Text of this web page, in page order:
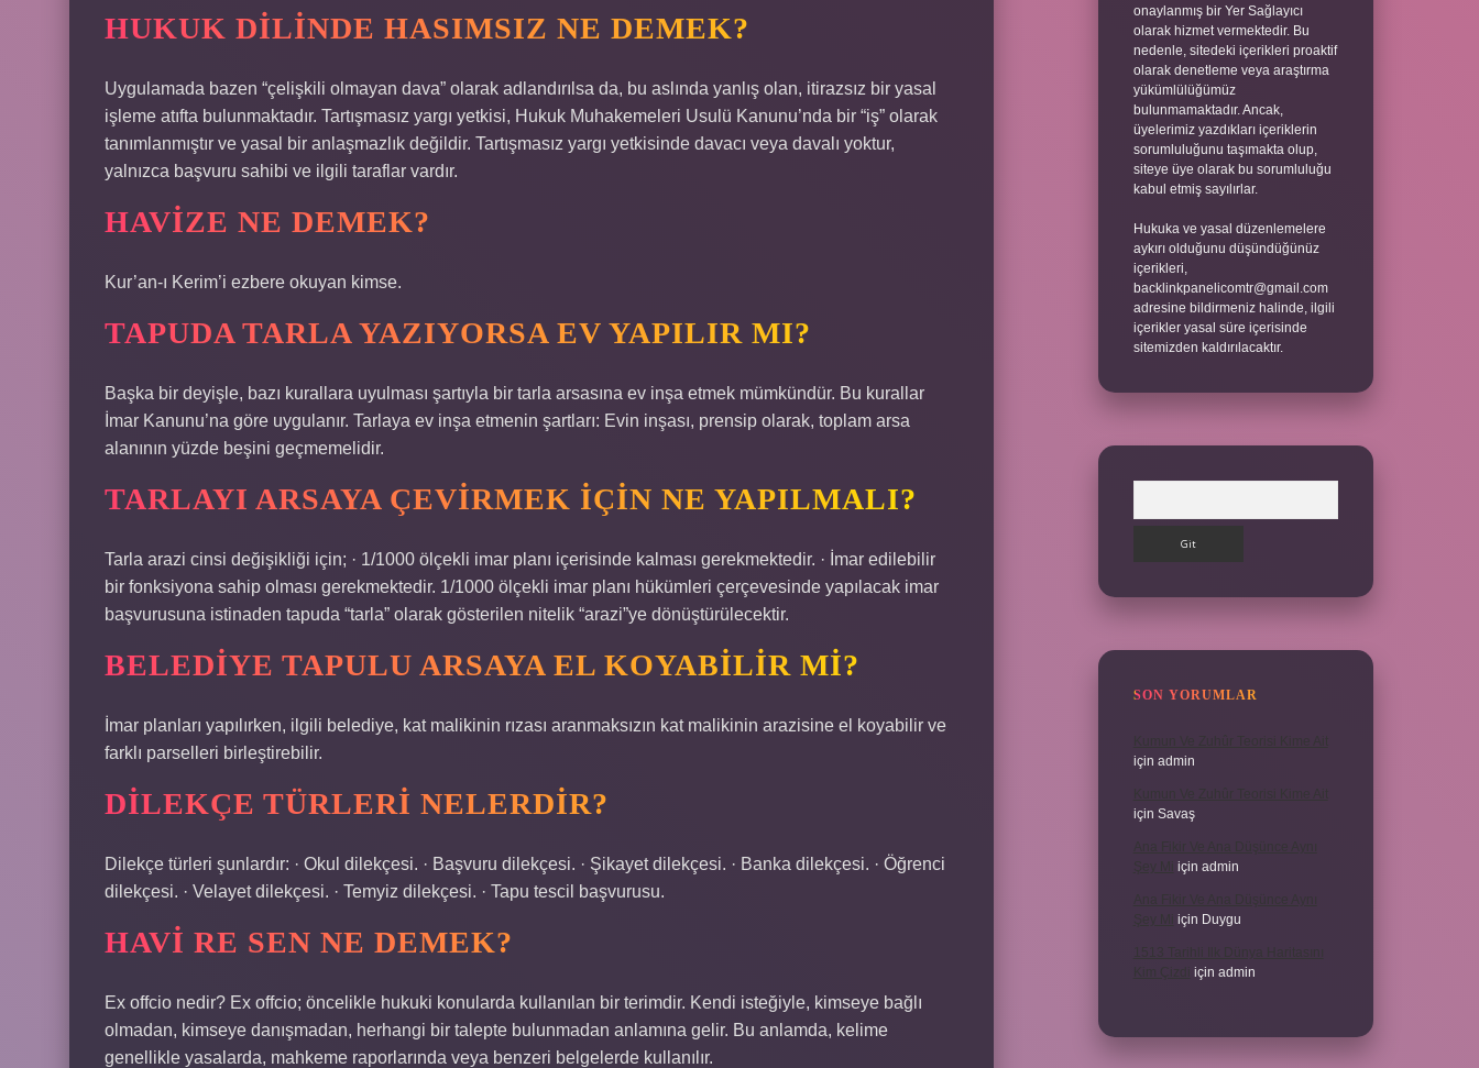
HUKUK DILINDE HASIMSIZ NE DEMEK?
Uygulamada bazen “çelişkili olmayan dava” olarak adlandırılsa da, bu aslında yanlış olan, itirazsız bir yasal
işleme atıfta bulunmaktadır. Tartışmasız yargı yetkisi, Hukuk Muhakemeleri Usulü Kanunu’nda bir “iş” olarak
tanımlanmıştır ve yasal bir anlaşmazlık değildir. Tartışmasız yargı yetkisinde davacı veya davalı yoktur,
yalnızca başvuru sahibi ve ilgili taraflar vardır.
HAVIZE NE DEMEK?
Kur’an-ı Kerim’i ezbere okuyan kimse.
TAPUDA TARLA YAZIYORSA EV YAPILIR MI?
Başka bir deyişle, bazı kurallara uyulması şartıyla bir tarla arsasına ev inşa etmek mümkündür. Bu kurallar
İmar Kanunu’na göre uygulanır. Tarlaya ev inşa etmenin şartları: Evin inşası, prensip olarak, toplam arsa
alanının yüzde beşini geçmemelidir.
TARLAYI ARSAYA ÇEVIRMEK IÇIN NE YAPILMALI?
Tarla arazi cinsi değişikliği için; · 1/1000 ölçekli imar planı içerisinde kalması gerekmektedir. · İmar edilebilir
bir fonksiyona sahip olması gerekmektedir. 1/1000 ölçekli imar planı hükümleri çerçevesinde yapılacak imar
başvurusuna istinaden tapuda “tarla” olarak gösterilen nitelik “arazi”ye dönüştürülecektir.
BELEDIYE TAPULU ARSAYA EL KOYABILIR MI?
İmar planları yapılırken, ilgili belediye, kat malikinin rızası aranmaksızın kat malikinin arazisine el koyabilir ve
farklı parselleri birleştirebilir.
DILEKÇE TÜRLERI NELERDIR?
Dilekçe türleri şunlardır: · Okul dilekçesi. · Başvuru dilekçesi. · Şikayet dilekçesi. · Banka dilekçesi. · Öğrenci
dilekçesi. · Velayet dilekçesi. · Temyiz dilekçesi. · Tapu tescil başvurusu.
HAVI RE SEN NE DEMEK?
Ex offcio nedir? Ex offcio; öncelikle hukuki konularda kullanılan bir terimdir. Kendi isteğiyle, kimseye bağlı
olmadan, kimseye danışmadan, herhangi bir talepte bulunmadan anlamına gelir. Bu anlamda, kelime
genellikle yasalarda, mahkeme raporlarında veya benzeri belgelerde kullanılır.
onaylanmış bir Yer Sağlayıcı
olarak hizmet vermektedir. Bu
nedenle, sitedeki içerikleri proaktif
olarak denetleme veya araştırma
yükümlülüğümüz
bulunmamaktadır. Ancak,
üyelerimiz yazdıkları içeriklerin
sorumluluğunu taşımakta olup,
siteye üye olarak bu sorumluluğu
kabul etmiş sayılırlar.
Hukuka ve yasal düzenlemelere
aykırı olduğunu düşündüğünüz
içerikleri,
backlinkpanelicomtr@gmail.com
adresine bildirmeniz halinde, ilgili
içerikler yasal süre içerisinde
sitemizden kaldırılacaktır.
SON YORUMLAR
için admin
için Savaş
için admin
için Duygu
için admin